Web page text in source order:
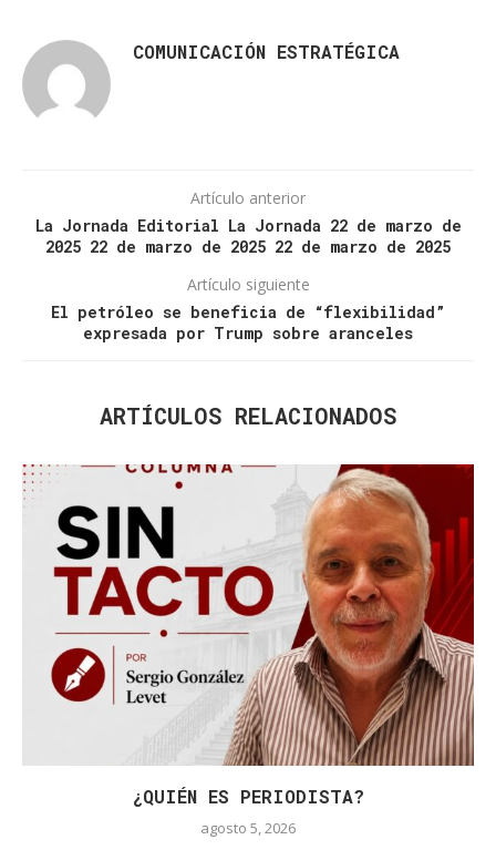
COMUNICACIÓN ESTRATÉGICA
Artículo anterior
La Jornada Editorial La Jornada 22 de marzo de
2025 22 de marzo de 2025 22 de marzo de 2025
Artículo siguiente
El petróleo se beneficia de “flexibilidad”
expresada por Trump sobre aranceles
ARTÍCULOS RELACIONADOS
¿QUIÉN ES PERIODISTA?
agosto 5, 2026